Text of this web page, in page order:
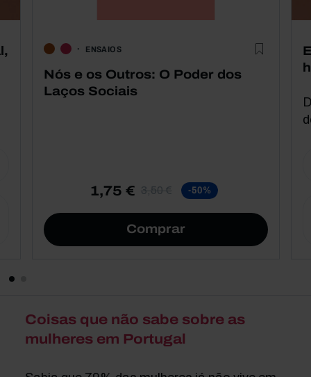
ENSAIOS
Nós e os Outros: O Poder dos
Laços Sociais
1,75 € 3,50 € -50%
Comprar
Coisas que não sabe sobre as
mulheres em Portugal